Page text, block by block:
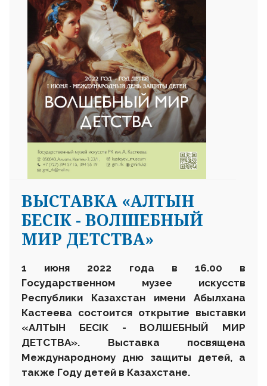
ВЫСТАВКА «АЛТЫН
БЕСІК - ВОЛШЕБНЫЙ
МИР ДЕТСТВА»
1 июня 2022 года в 16.00 в
Государственном музее искусств
Республики Казахстан имени Абылхана
Кастеева состоится открытие выставки
«АЛТЫН БЕСІК - ВОЛШЕБНЫЙ МИР
ДЕТСТВА». Выставка посвящена
Международному дню защиты детей, а
также Году детей в Казахстане.